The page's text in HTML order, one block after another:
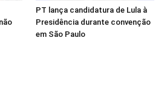
PT lança candidatura de Lula à
Presidência durante convenção
em São Paulo